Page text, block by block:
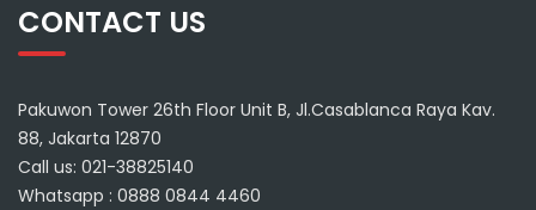
CONTACT US
Pakuwon Tower 26th Floor Unit B, Jl.Casablanca Raya Kav.
88, Jakarta 12870
Call us: 021-38825140
Whatsapp : 0888 0844 4460